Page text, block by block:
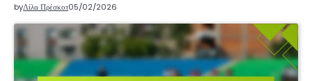
byΛίλα Πρέσκοτ05/02/2026